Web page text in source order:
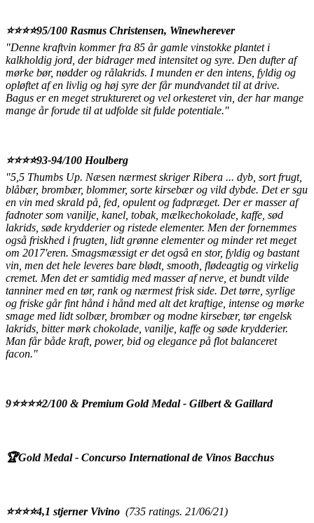
⭐️⭐️⭐️⭐️95/100 Rasmus Christensen, Winewherever
"Denne kraftvin kommer fra 85 år gamle vinstokke plantet i
kalkholdig jord, der bidrager med intensitet og syre. Den dufter af
mørke bør, nødder og rålakrids. I munden er den intens, fyldig og
opløftet af en livlig og høj syre der får mundvandet til at drive.
Bagus er en meget struktureret og vel orkesteret vin, der har mange
mange år forude til at udfolde sit fulde potentiale."
⭐️⭐️⭐️⭐️93-94/100 Houlberg
"5,5 Thumbs Up. Næsen nærmest skriger Ribera ... dyb, sort frugt,
blåbær, brombær, blommer, sorte kirsebær og vild dybde. Det er sgu
en vin med skrald på, fed, opulent og fadpræget. Der er masser af
fadnoter som vanilje, kanel, tobak, mælkechokolade, kaffe, sød
lakrids, søde krydderier og ristede elementer. Men der fornemmes
også friskhed i frugten, lidt grønne elementer og minder ret meget
om 2017'eren. Smagsmæssigt er det også en stor, fyldig og bastant
vin, men det hele leveres bare blødt, smooth, flødeagtig og virkelig
cremet. Men det er samtidig med masser af nerve, et bundt vilde
tanniner med en tør, rank og nærmest frisk side. Det tørre, syrlige
og friske går fint hånd i hånd med alt det kraftige, intense og mørke
smage med lidt solbær, brombær og modne kirsebær, tør engelsk
lakrids, bitter mørk chokolade, vanilje, kaffe og søde krydderier.
Man får både kraft, power, bid og elegance på flot balanceret
facon."
9⭐️⭐️⭐️⭐️2/100 & Premium Gold Medal - Gilbert & Gaillard
🏆Gold Medal - Concurso International de Vinos Bacchus
⭐️⭐️⭐️⭐️4,1 stjerner Vivino (735 ratings. 21/06/21)